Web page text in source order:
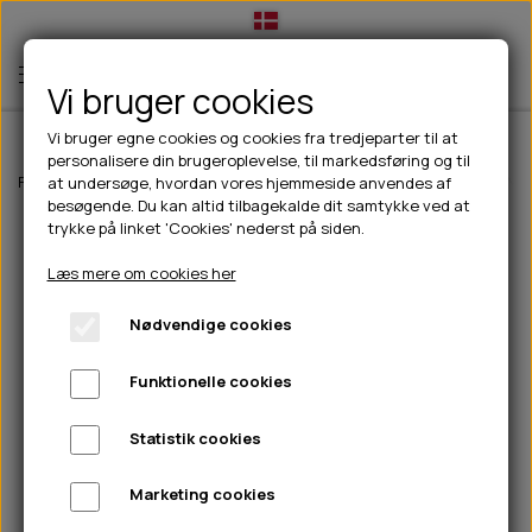
TIL HUND
💧FODER- VANDSKÅLE
CHICOPEE
GODBIDSTASKE
HALSBÅND
🦴 GODBIDDER & SNACKS
🍖 SMAGSVARIANTER
🎾 LEGETØJ
TÆNDER, ØRE, ØJE, POTER & NÆSE
🐾 UDSTYR & KOMFORT
TIL HUNDEEJER
DRIKKEFLASKER/TERMOFLASKER
HUER OG VANTER
PINEWOOD SALES
TIL KAT
TILBUD
NYHEDER
ABONNEMENT
Forside Til hunde Hundetøj Jakker til hunde Paikka rain suit -
Vi bruger cookies
Vi bruger egne cookies og cookies fra tredjeparter til at
personalisere din brugeroplevelse, til markedsføring og til
at undersøge, hvordan vores hjemmeside anvendes af
besøgende. Du kan altid tilbagekalde dit samtykke ved at
trykke på linket 'Cookies' nederst på siden.
Læs mere om cookies her
Nødvendige cookies
Funktionelle cookies
Statistik cookies
Marketing cookies